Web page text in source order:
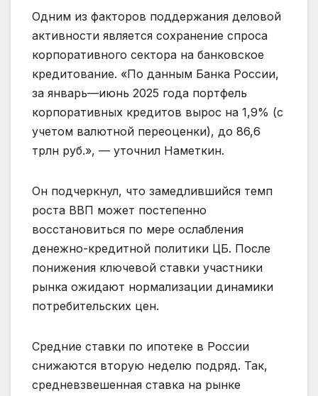
Одним из факторов поддержания деловой
активности является сохранение спроса
корпоративного сектора на банковское
кредитование. «По данным Банка России,
за январь—июнь 2025 года портфель
корпоративных кредитов вырос на 1,9% (с
учетом валютной переоценки), до 86,6
трлн руб.», — уточнил Наметкин.
Он подчеркнул, что замедлившийся темп
роста ВВП может постепенно
восстановиться по мере ослабления
денежно-кредитной политики ЦБ. После
понижения ключевой ставки участники
рынка ожидают нормализации динамики
потребительских цен.
Средние ставки по ипотеке в России
снижаются вторую неделю подряд. Так,
средневзвешенная ставка на рынке